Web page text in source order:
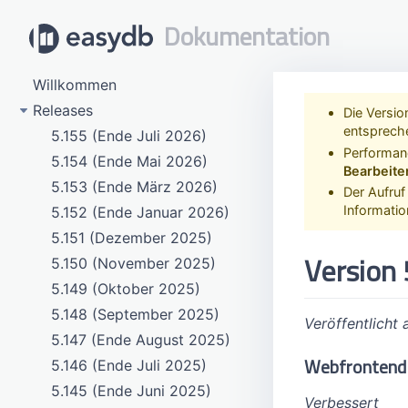
Dokumentation
Willkommen
Releases
5.155 (Ende Juli 2026)
5.154 (Ende Mai 2026)
5.153 (Ende März 2026)
5.152 (Ende Januar 2026)
5.151 (Dezember 2025)
5.150 (November 2025)
5.149 (Oktober 2025)
5.148 (September 2025)
5.147 (Ende August 2025)
5.146 (Ende Juli 2025)
5.145 (Ende Juni 2025)
Die
Der
Version
Veröffentlicht
Webfrontend
Verbessert